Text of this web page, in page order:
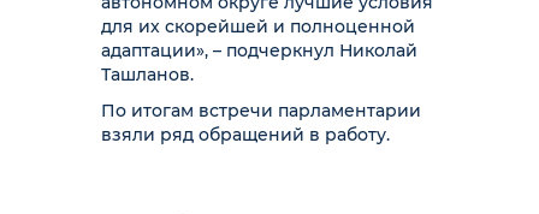
для их скорейшей и полноценной
адаптации», – подчеркнул Николай
Ташланов.
По итогам встречи парламентарии
взяли ряд обращений в работу.